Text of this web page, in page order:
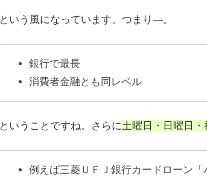
という風になっています。つまり―。
銀行で最長
消費者金融とも同レベル
ということですね。さらに土曜日・日曜日
例えば三菱ＵＦＪ銀行カードローン「